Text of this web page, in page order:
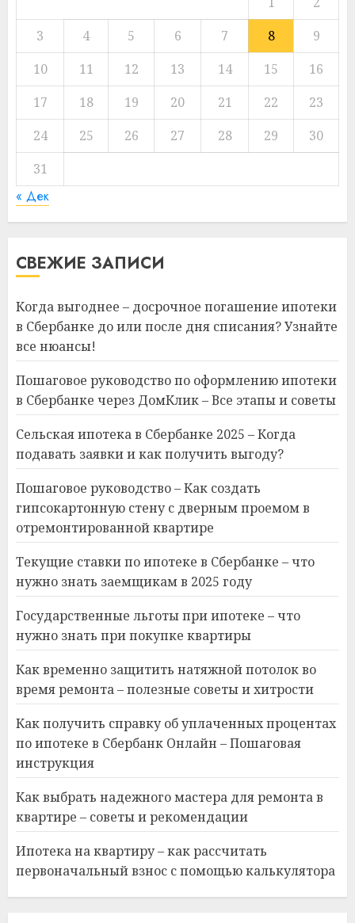
3
4 5 6 7 8
9
10
11 12 13 14 15
16
17
18 19 20 21 22
23
24
25 26 27 28 29
30
31
« Дек
СВЕЖИЕ ЗАПИСИ
Когда выгоднее – досрочное погашение ипотеки
в Сбербанке до или после дня списания? Узнайте
все нюансы!
Пошаговое руководство по оформлению ипотеки
в Сбербанке через ДомКлик – Все этапы и советы
Сельская ипотека в Сбербанке 2025 – Когда
подавать заявки и как получить выгоду?
Пошаговое руководство – Как создать
гипсокартонную стену с дверным проемом в
отремонтированной квартире
Текущие ставки по ипотеке в Сбербанке – что
нужно знать заемщикам в 2025 году
Государственные льготы при ипотеке – что
нужно знать при покупке квартиры
Как временно защитить натяжной потолок во
время ремонта – полезные советы и хитрости
Как получить справку об уплаченных процентах
по ипотеке в Сбербанк Онлайн – Пошаговая
инструкция
Как выбрать надежного мастера для ремонта в
квартире – советы и рекомендации
Ипотека на квартиру – как рассчитать
первоначальный взнос с помощью калькулятора